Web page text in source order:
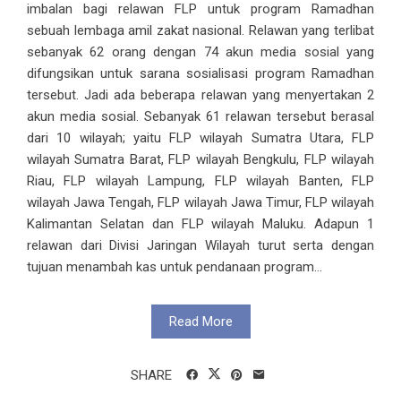
imbalan bagi relawan FLP untuk program Ramadhan
sebuah lembaga amil zakat nasional. Relawan yang terlibat
sebanyak 62 orang dengan 74 akun media sosial yang
difungsikan untuk sarana sosialisasi program Ramadhan
tersebut. Jadi ada beberapa relawan yang menyertakan 2
akun media sosial. Sebanyak 61 relawan tersebut berasal
dari 10 wilayah; yaitu FLP wilayah Sumatra Utara, FLP
wilayah Sumatra Barat, FLP wilayah Bengkulu, FLP wilayah
Riau, FLP wilayah Lampung, FLP wilayah Banten, FLP
wilayah Jawa Tengah, FLP wilayah Jawa Timur, FLP wilayah
Kalimantan Selatan dan FLP wilayah Maluku. Adapun 1
relawan dari Divisi Jaringan Wilayah turut serta dengan
tujuan menambah kas untuk pendanaan program...
Read More
SHARE